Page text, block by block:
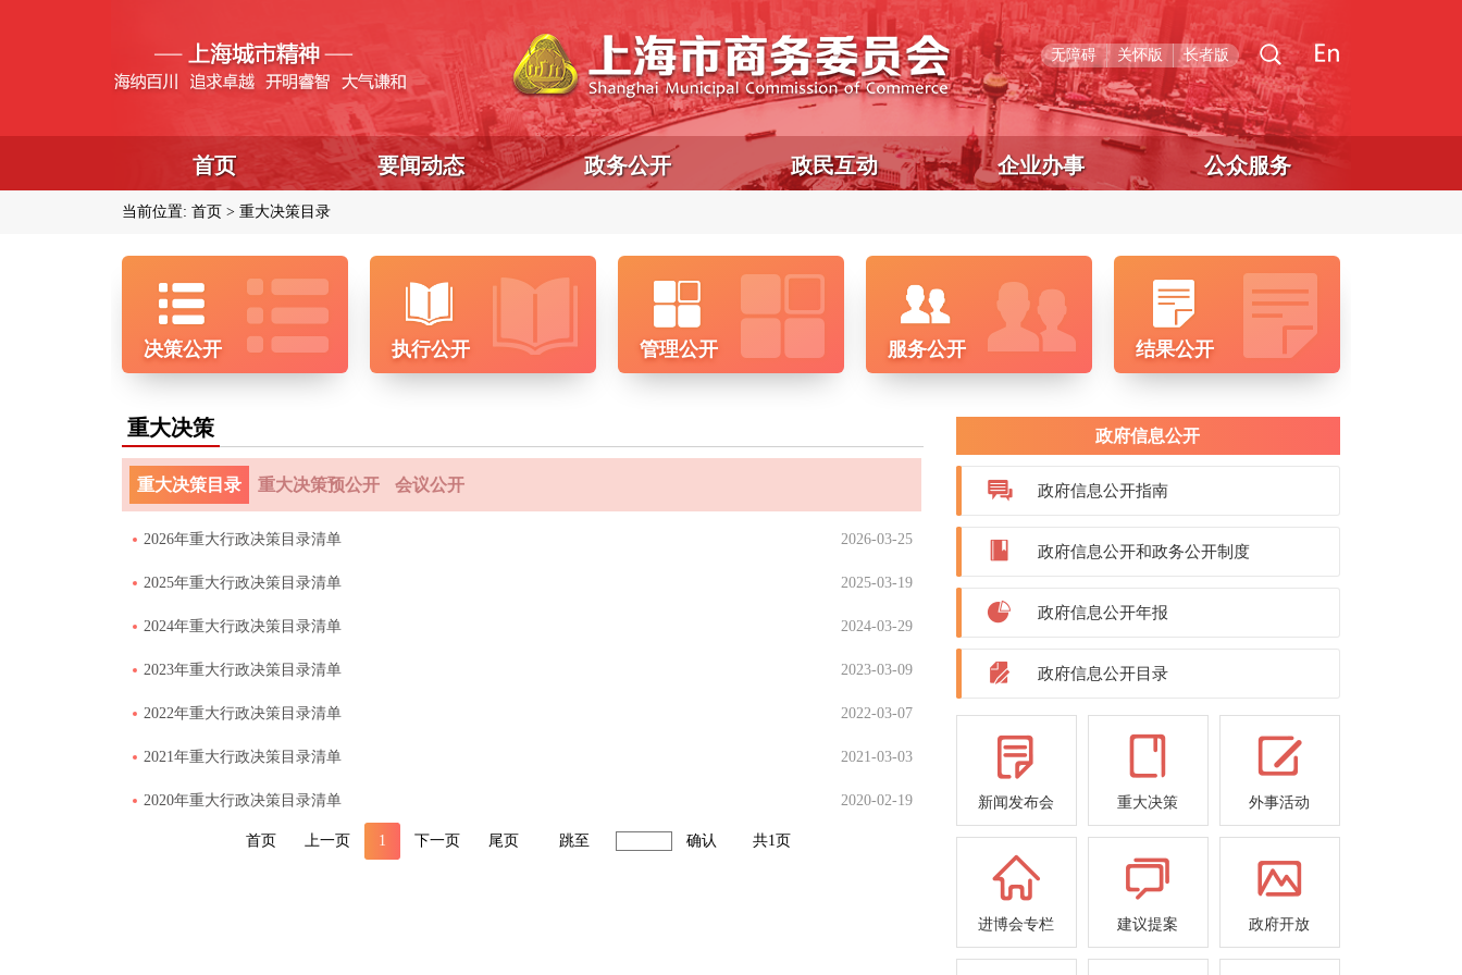
无障碍 关怀版 长者版
首页 要闻动态 政务公开 政民互动 企业办事 公众服务
当前位置: 首页 重大决策目录
决策公开 执行公开 管理公开 服务公开 结果公开
重大决策
重大决策目录 重大决策预公开 会议公开
2026年重大行政决策目录清单 2026-03-25
2025年重大行政决策目录清单 2025-03-19
2024年重大行政决策目录清单 2024-03-29
2023年重大行政决策目录清单 2023-03-09
2022年重大行政决策目录清单 2022-03-07
2021年重大行政决策目录清单 2021-03-03
2020年重大行政决策目录清单 2020-02-19
首页 上一页 1 下一页 尾页 跳至 确认 共1页
政府信息公开
政府信息公开指南
政府信息公开和政务公开制度
政府信息公开年报
政府信息公开目录
新闻发布会 重大决策 外事活动
进博会专栏 建议提案 政府开放